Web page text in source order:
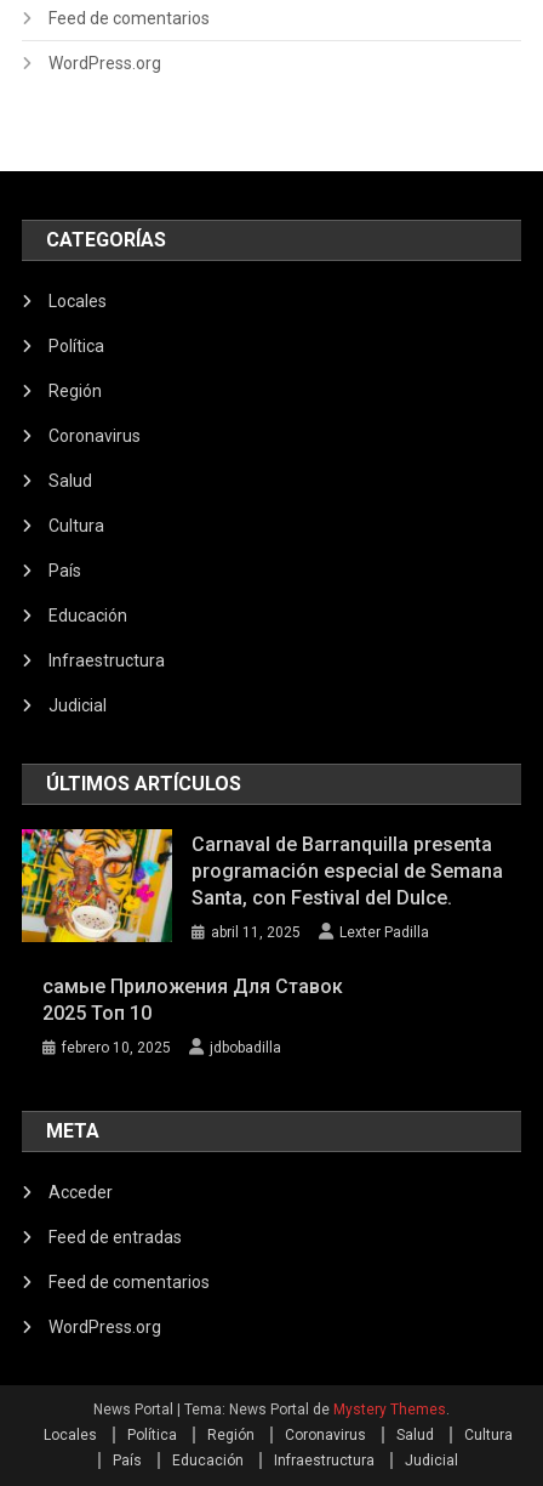
Feed de comentarios
WordPress.org
CATEGORÍAS
Locales
Política
Región
Coronavirus
Salud
Cultura
País
Educación
Infraestructura
Judicial
ÚLTIMOS ARTÍCULOS
Carnaval de Barranquilla presenta
programación especial de Semana
Santa, con Festival del Dulce.
abril 11, 2025 Lexter Padilla
самые Приложения Для Ставок
2025 Топ 10
febrero 10, 2025 jdbobadilla
META
Acceder
Feed de entradas
Feed de comentarios
WordPress.org
News Portal Tema: News Portal de Mystery Themes.
Locales
Política Región Coronavirus Salud
Cultura
País
Educación Infraestructura Judicial